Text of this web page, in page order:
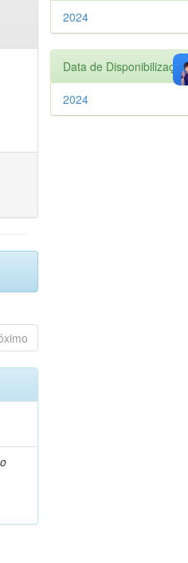
2024
Data de Disponibilização
2024